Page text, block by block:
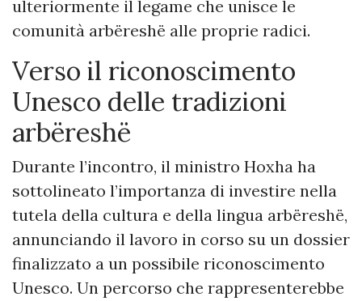
ulteriormente il legame che unisce le
comunità arbëreshë alle proprie radici.
Verso il riconoscimento
Unesco delle tradizioni
arbëreshë
Durante l’incontro, il ministro Hoxha ha
sottolineato l’importanza di investire nella
tutela della cultura e della lingua arbëreshë,
annunciando il lavoro in corso su un dossier
finalizzato a un possibile riconoscimento
Unesco. Un percorso che rappresenterebbe